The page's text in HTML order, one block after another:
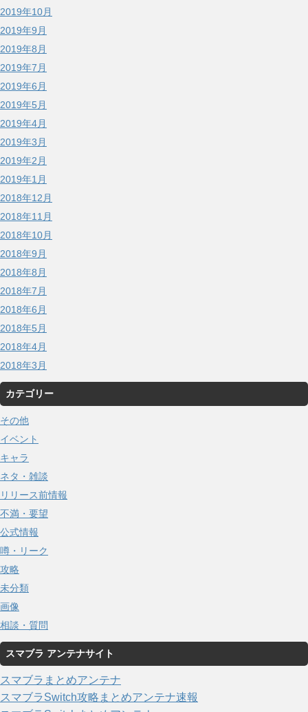
2019年10月
2019年9月
2019年8月
2019年7月
2019年6月
2019年5月
2019年4月
2019年3月
2019年2月
2019年1月
2018年12月
2018年11月
2018年10月
2018年9月
2018年8月
2018年7月
2018年6月
2018年5月
2018年4月
2018年3月
カテゴリー
その他
イベント
キャラ
ネタ・雑談
リリース前情報
不満・要望
公式情報
噂・リーク
攻略
未分類
画像
相談・質問
スマブラ アンテナサイト
スマブラまとめアンテナ
スマブラSwitch攻略まとめアンテナ速報